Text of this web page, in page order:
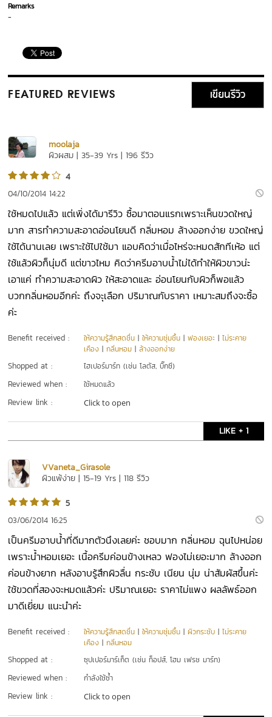
Remarks
-
FEATURED REVIEWS เขียนรีวิว
moolaja
ผิวผสม | 35-39 Yrs | 196 รีวิว
4
04/10/2014 14:22
ใช้หมดไปแล้ว แต่เพิ่งได้มารีวิว ซื้อมาตอนแรกเพราะเห็นขวดใหญ่
มาก สารทำความสะอาดอ่อนโยนดี กลิ่มหอม ล้างออกง่าย ขวดใหญ่
ใช้ได้นานเลย เพราะใช้ไปใช้มา แอบคิดว่าเมื่อไหร่จะหมดสักทีเห้อ แต่
ใช้แล้วผิวก็นุ่มดี แต่ขาวไหม คิดว่าครีมอาบน้ำไม่ได้ทำให้ผิวขาวน่ะ
เอาแค่ ทำความสะอาดผิว ให้สะอาดและ อ่อนโยนกับผิวก็พอแล้ว
บวกกลิ่นหอมอีกค่ะ ถึงจะุเลือก ปริมาณกับราคา เหมาะสมถึงจะซื้อ
ค่ะ
Benefit received : ให้ความรู้สึกสดชื่น |ให้ความชุ่มชื้น |ฟองเยอะ |ไม่ระคาย
เคือง |กลิ่นหอม |ล้างออกง่าย
Shopped at : ไฮเปอร์มาร์ท (เช่น โลตัส, บิ๊กซี)
Reviewed when : ใช้หมดแล้ว
Review link : Click to open
LIKE + 1
VVaneta_Girasole
ผิวแพ้ง่าย | 15-19 Yrs | 118 รีวิว
5
03/06/2014 16:25
เป็นครีมอาบน้ำที่ดีมากตัวนึงเลยค่ะ ชอบมาก กลิ่นหอม ฉุนไปหน่อย
เพราะน้ำหอมเยอะ เนื้อครีมค่อนข้างเหลว ฟองไม่เยอะมาก ล้างออก
ค่อนข้างยาก หลังอาบรู้สึกผิวลื่น กระชับ เนียน นุ่ม น่าสัมผัสขึ้นค่ะ
ใช้ขวดที่สองจะหมดแล้วค่ะ ปริมาณเยอะ ราคาไม่แพง ผลลัพธ์ออก
มาดีเยี่ยม แนะนำค่ะ
Benefit received : ให้ความรู้สึกสดชื่น |ให้ความชุ่มชื้น |ผิวกระชับ |ไม่ระคาย
เคือง |กลิ่นหอม
Shopped at : ซุปเปอร์มาร์เก็ต (เช่น ท็อปส์, โฮม เฟรช มาร์ท)
Reviewed when : กำลังใช้ซ้ำ
Review link : Click to open